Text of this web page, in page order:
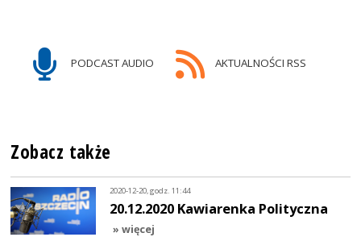
PODCAST AUDIO AKTUALNOŚCI RSS
Zobacz także
2020-12-20, godz. 11:44
20.12.2020 Kawiarenka Polityczna
» więcej